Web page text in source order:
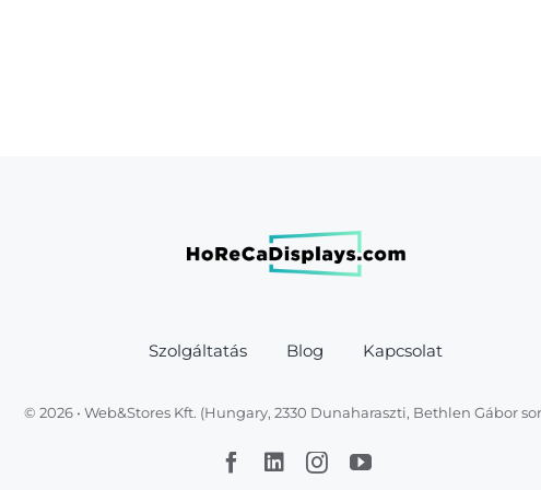
Szolgáltatás Blog Kapcsolat
© 2026 • Web&Stores Kft. (Hungary, 2330 Dunaharaszti, Bethlen Gábor sor